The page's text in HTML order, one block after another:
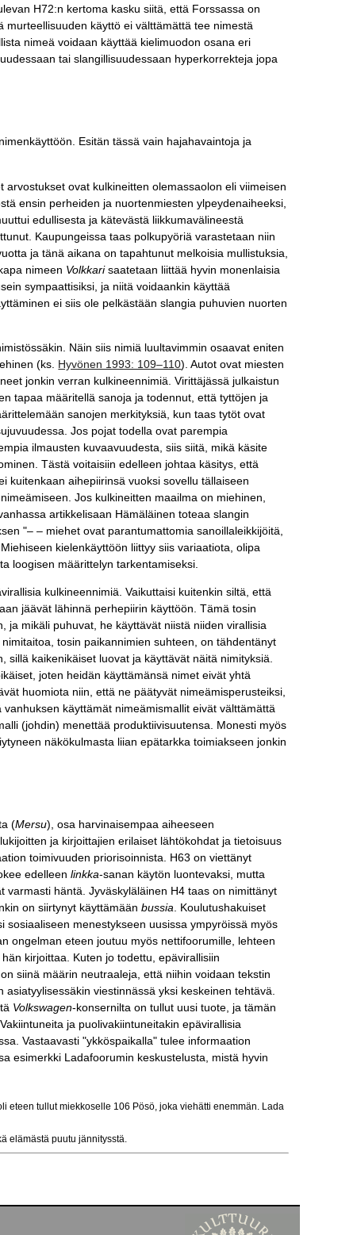
H72:n kertoma kasku siitä, että Forssassa on
murteellisuuden käyttö ei välttämättä tee nimestä
nimeä voidaan käyttää kielimuodon osana eri
tai slangillisuudessaan hyperkorrekteja jopa
Esitän tässä vain hajahavaintoja ja
ovat kulkineitten olemassaolon eli viimeisen
ensin perheiden ja nuortenmiesten ylpeydenaiheeksi,
edullisesta ja kätevästä liikkumavälineestä
Kaupungeissa taas polkupyöriä varastetaan niin
ja tänä aikana on tapahtunut melkoisia mullistuksia,
nimeen Volkkarisaatetaan liittää hyvin monenlaisia
sympaattisiksi, ja niitä voidaankin käyttää
ei siis ole pelkästään slangia puhuvien nuorten
Näin siis nimiä luultavimmin osaavat eniten
(ks. Hyvönen 1993: 109–110). Autot ovat miesten
jonkin verran kulkineennimiä. Virittäjässä julkaistun
tapaa määritellä sanoja ja todennut, että tyttöjen ja
sanojen merkityksiä, kun taas tytöt ovat
Jos pojat todella ovat parempia
ilmausten kuvaavuudesta, siis siitä, mikä käsite
Tästä voitaisiin edelleen johtaa käsitys, että
kuitenkaan aihepiirinsä vuoksi sovellu tällaiseen
Jos kulkineitten maailma on miehinen,
artikkelisaan Hämäläinen toteaa slangin
"– – miehet ovat parantumattomia sanoillaleikkijöitä,
kielenkäyttöön liittyy siis variaatiota, olipa
loogisen määrittelyn tarkentamiseksi.
kulkineennimiä. Vaikuttaisi kuitenkin siltä, että
jäävät lähinnä perhepiirin käyttöön. Tämä tosin
ja mikäli puhuvat, he käyttävät niistä niiden virallisia
tosin paikannimien suhteen, on tähdentänyt
sillä kaikenikäiset luovat ja käyttävät näitä nimityksiä.
joten heidän käyttämänsä nimet eivät yhtä
huomiota niin, että ne päätyvät nimeämisperusteiksi,
käyttämät nimeämismallit eivät välttämättä
(johdin) menettää produktiivisuutensa. Monesti myös
näkökulmasta liian epätarkka toimiakseen jonkin
(Mersu), osa harvinaisempaa aiheeseen
ja kirjoittajien erilaiset lähtökohdat ja tietoisuus
toimivuuden priorisoinnista. H63 on viettänyt
edelleenlinkka-sanan käytön luontevaksi, mutta
varmasti häntä. Jyväskyläläinen H4 taas on nimittänyt
on siirtynyt käyttämäänbussia . Koulutushakuiset
menestykseen uusissa ympyröissä myös
ongelman eteen joutuu myös nettifoorumille, lehteen
kirjoittaa. Kuten jo todettu, epävirallisiin
siinä määrin neutraaleja, että niihin voidaan tekstin
viestinnässä yksi keskeinen tehtävä.
Volkswagen-konsernilta on tullut uusi tuote, ja tämän
ja puolivakiintuneitakin epävirallisia
Vastaavasti "ykköspaikalla" tulee informaation
esimerkki Ladafoorumin keskustelusta, mistä hyvin
eteen tullut miekkoselle 106 Pösö, joka viehätti enemmän. Lada
elämästä puutu jännitysstä.